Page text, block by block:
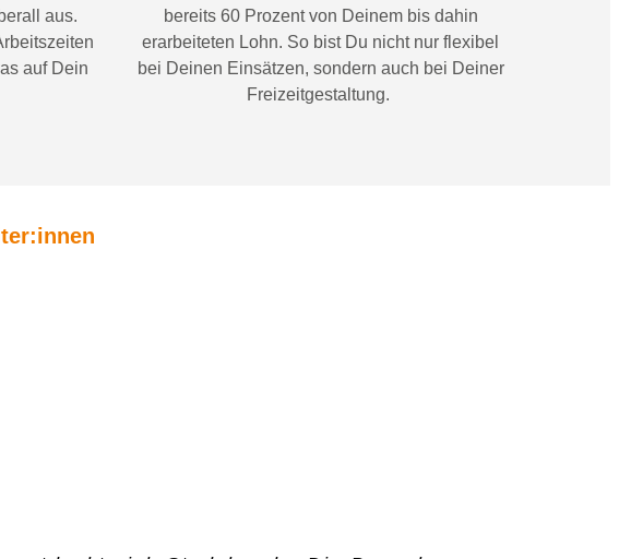
aus.
auf Dein
bereits 60 Prozent von Deinem bis dahin
erarbeiteten Lohn. So bist Du nicht nur flexibel
bei Deinen Einsätzen, sondern auch bei Deiner
Freizeitgestaltung.